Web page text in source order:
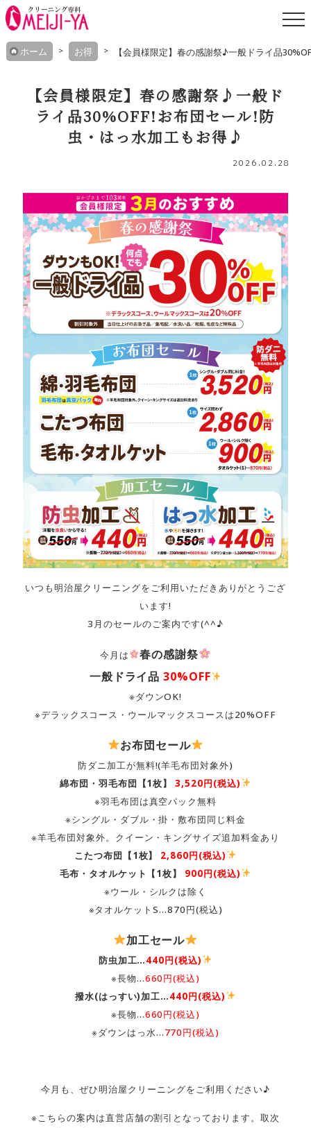
Skip
to
ホーム お得 【会員様限定】春の感謝祭♪一般ドライ品
【会員様限定】春の感謝祭♪一般ド
ライ品30%OFF!お布団セール!防
虫・はっ水加工もお得♪
2026.02.28
いつも明治屋クリーニングをご利用いただきありがとうござ
います!
3月のセールのご案内です(^^♪
今月は
春の感謝祭
一般ドライ品30%OFF
※ダウンOK!
※デラックスコース・ウールマックスコースは20%OFF
お布団セール
防ダニ加工が無料!(羊毛布団対象外)
綿布団・羽毛布団【1枚】3,520円(税込)
※羽毛布団は真空パック無料
※シングル・ダブル・掛・敷布団同じ料金
※羊毛布団対象外。クイーン・キングサイズ追加料金あり
こたつ布団【1枚】 2,860円(税込)
毛布・タオルケット【1枚】 900円(税込)
※ウール・シルクは除く
※タオルケットS…870円(税込)
加工セール
防虫加工…440円(税込)
※長物…660円(税込)
撥水(はっすい)加工…440円(税込)
※長物…660円(税込)
※ダウンはっ水…770円(税込)
今月も、ぜひ明治屋クリーニングをご利用ください♪
※こちらの案内は直営店舗の割引となっております。取次